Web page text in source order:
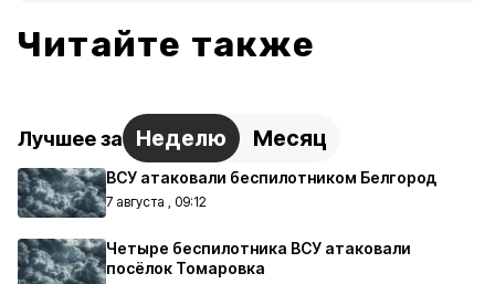
Читайте также
Лучшее за Неделю Месяц
ВСУ атаковали беспилотником Белгород
7 августа , 09:12
Четыре беспилотника ВСУ атаковали
посёлок Томаровка